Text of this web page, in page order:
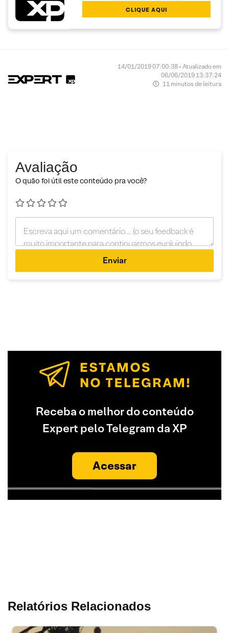
CLIQUE AQUI
14/01/2019 07:00:38 • Atualizado em
06/06/2019 13:37:24
11 minutos de leitura
Avaliação
O quão foi útil este conteúdo pra você?
Enviar
Receba o melhor do conteúdo
Expert pelo Telegram da XP
Acessar
Relatórios Relacionados